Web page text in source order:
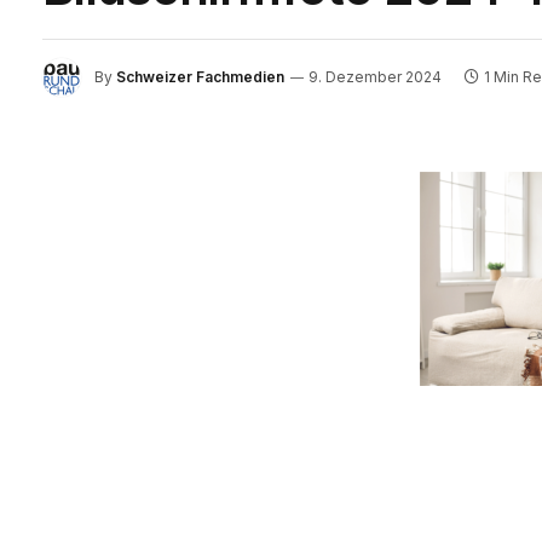
By Schweizer Fachmedien 9. Dezember 2024 1 Min